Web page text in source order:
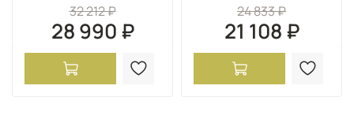
32 212 ₽
28 990 ₽
24 833 ₽
21 108 ₽